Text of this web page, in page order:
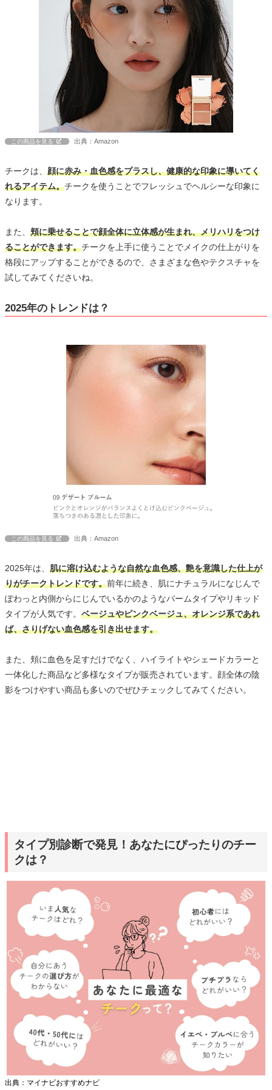
この商品を見る 出典：Amazon
チークは、 顔に赤み・血色感をプラスし、健康的な印象に導いてく
れるアイテム。チークを使うことでフレッシュでヘルシーな印象に
なります。
また、 頬に乗せることで顔全体に立体感が生まれ、メリハリをつけ
ることができます。チークを上手に使うことでメイクの仕上がりを
格段にアップすることができるので、さまざまな色やテクスチャを
試してみてくださいね。
2025年のトレンドは？
この商品を見る 出典：Amazon
2025年は、 肌に溶け込むような自然な血色感、艶を意識した仕上が
りがチークトレンドです。前年に続き、肌にナチュラルになじんで
ぽわっと内側からにじんでいるかのようなバームタイプやリキッド
タイプが人気です。 ベージュやピンクベージュ、オレンジ系であれ
ば、さりげない血色感を引き出せます。
また、頬に血色を足すだけでなく、ハイライトやシェードカラーと
一体化した商品など多様なタイプが販売されています。顔全体の陰
影をつけやすい商品も多いのでぜひチェックしてみてください。
タイプ別診断で発見！あなたにぴったりのチー
クは？
出典：マイナビおすすめナビ